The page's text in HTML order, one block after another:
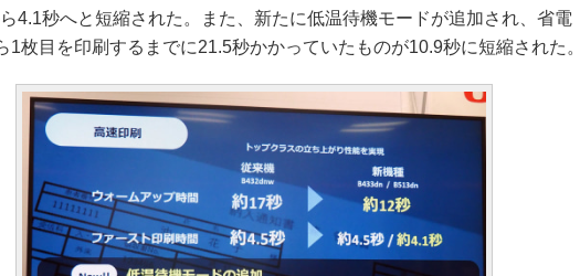
4.1秒へと短縮された。また、新たに低温待機モードが追加され、省電
1枚目を印刷するまでに21.5秒かかっていたものが10.9秒に短縮された。